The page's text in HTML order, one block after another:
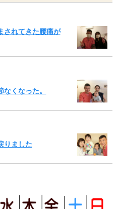
されてきた腰痛が
くなった。
りました